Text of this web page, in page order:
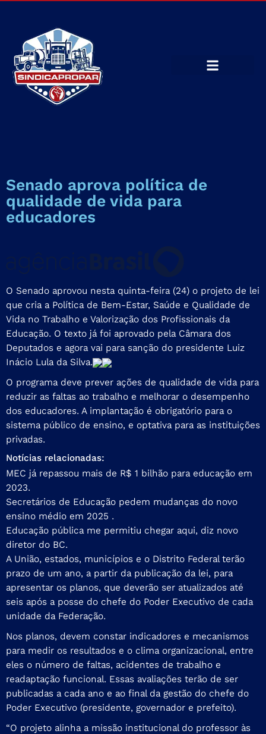
Senado aprova política de
qualidade de vida para
educadores
O Senado aprovou nesta quinta-feira (24) o projeto de lei
que cria a Política de Bem-Estar, Saúde e Qualidade de
Vida no Trabalho e Valorização dos Profissionais da
Educação. O texto já foi aprovado pela Câmara dos
Deputados e agora vai para sanção do presidente Luiz
Inácio Lula da Silva.
O programa deve prever ações de qualidade de vida para
reduzir as faltas ao trabalho e melhorar o desempenho
dos educadores. A implantação é obrigatório para o
sistema público de ensino, e optativa para as instituições
privadas.
Notícias relacionadas:
MEC já repassou mais de R$ 1 bilhão para educação em
2023.
Secretários de Educação pedem mudanças do novo
ensino médio em 2025 .
Educação pública me permitiu chegar aqui, diz novo
diretor do BC.
A União, estados, municípios e o Distrito Federal terão
prazo de um ano, a partir da publicação da lei, para
apresentar os planos, que deverão ser atualizados até
seis após a posse do chefe do Poder Executivo de cada
unidade da Federação.
Nos planos, devem constar indicadores e mecanismos
para medir os resultados e o clima organizacional, entre
eles o número de faltas, acidentes de trabalho e
readaptação funcional. Essas avaliações terão de ser
publicadas a cada ano e ao final da gestão do chefe do
Poder Executivo (presidente, governador e prefeito).
“O projeto alinha a missão institucional do professor às